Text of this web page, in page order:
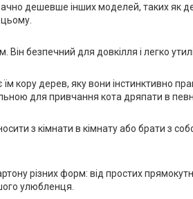
дешевше інших моделей, таких як
безпечний для довкілля і легко
кору дерев, яку вони інстинктивно
для привчання кота дряпати в
з кімнати в кімнату або брати з
різних форм: від простих
улюбленця.